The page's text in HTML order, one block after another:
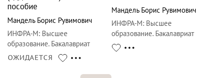
пособие
Мандель Борис Рувимович
ИНФРА-М: Высшее
образование. Бакалавриат
ОЖИДАЕТСЯ
Мандель Борис Рувимович
ИНФРА-М: Высшее
образование. Бакалавриат